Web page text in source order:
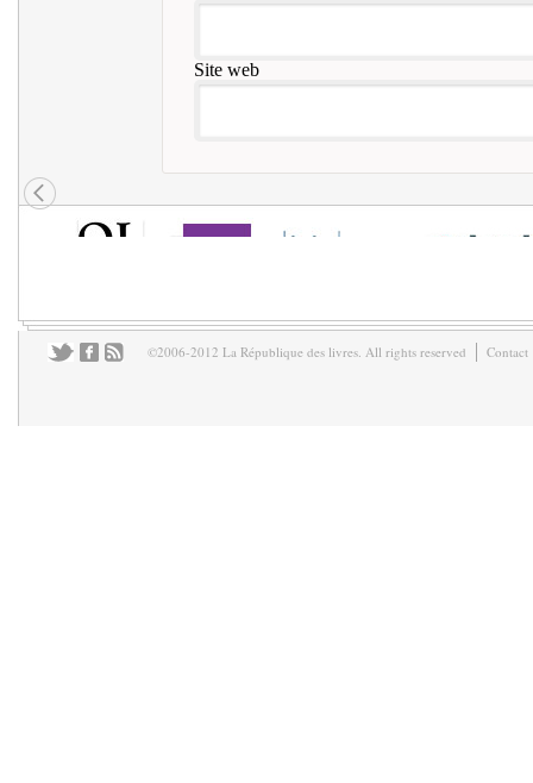
Site web
©2006-2012 La République des livres. All rights reserved Contact